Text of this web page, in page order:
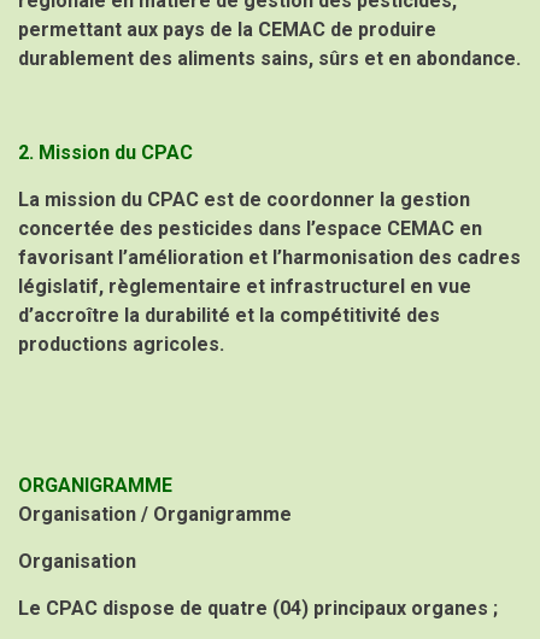
permettant aux pays de la CEMAC de produire
durablement des aliments sains, sûrs et en abondance.
2. Mission du CPAC
La mission du CPAC est de coordonner la gestion
concertée des pesticides dans l’espace CEMAC en
favorisant l’amélioration et l’harmonisation des cadres
législatif, règlementaire et infrastructurel en vue
d’accroître la durabilité et la compétitivité des
productions agricoles.
ORGANIGRAMME
Organisation / Organigramme
Organisation
Le CPAC dispose de quatre (04) principaux organes ;